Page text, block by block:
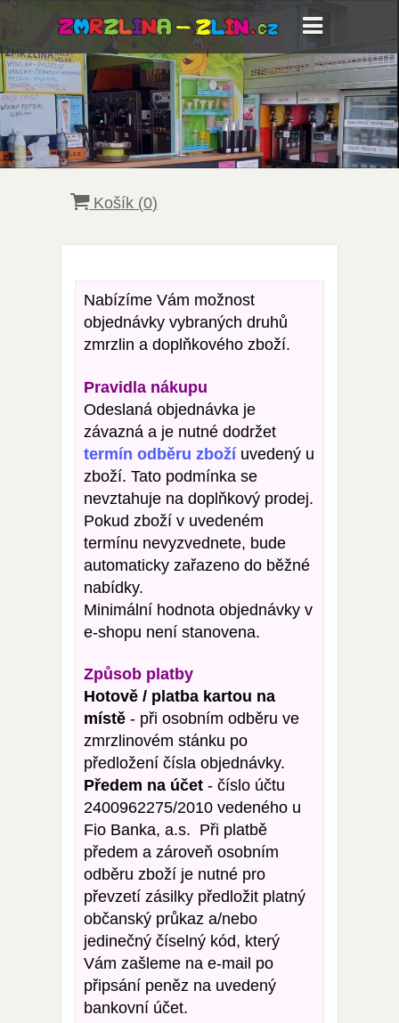
Košík (0)
Nabízíme Vám možnost
objednávky vybraných druhů
zmrzlin a doplňkového zboží.
Pravidla nákupu
Odeslaná objednávka je
závazná a je nutné dodržet
termín odběru zboží uvedený u
zboží. Tato podmínka se
nevztahuje na doplňkový prodej.
Pokud zboží v uvedeném
termínu nevyzvednete, bude
automaticky zařazeno do běžné
nabídky.
Minimální hodnota objednávky v
e-shopu není stanovena.
Způsob platby
Hotově / platba kartou na
místě - při osobním odběru ve
zmrzlinovém stánku po
předložení čísla objednávky.
Předem na účet - číslo účtu
2400962275/2010 vedeného u
Fio Banka, a.s. Při platbě
předem a zároveň osobním
odběru zboží je nutné pro
převzetí zásilky předložit platný
občanský průkaz a/nebo
jedinečný číselný kód, který
Vám zašleme na e-mail po
připsání peněz na uvedený
bankovní účet.